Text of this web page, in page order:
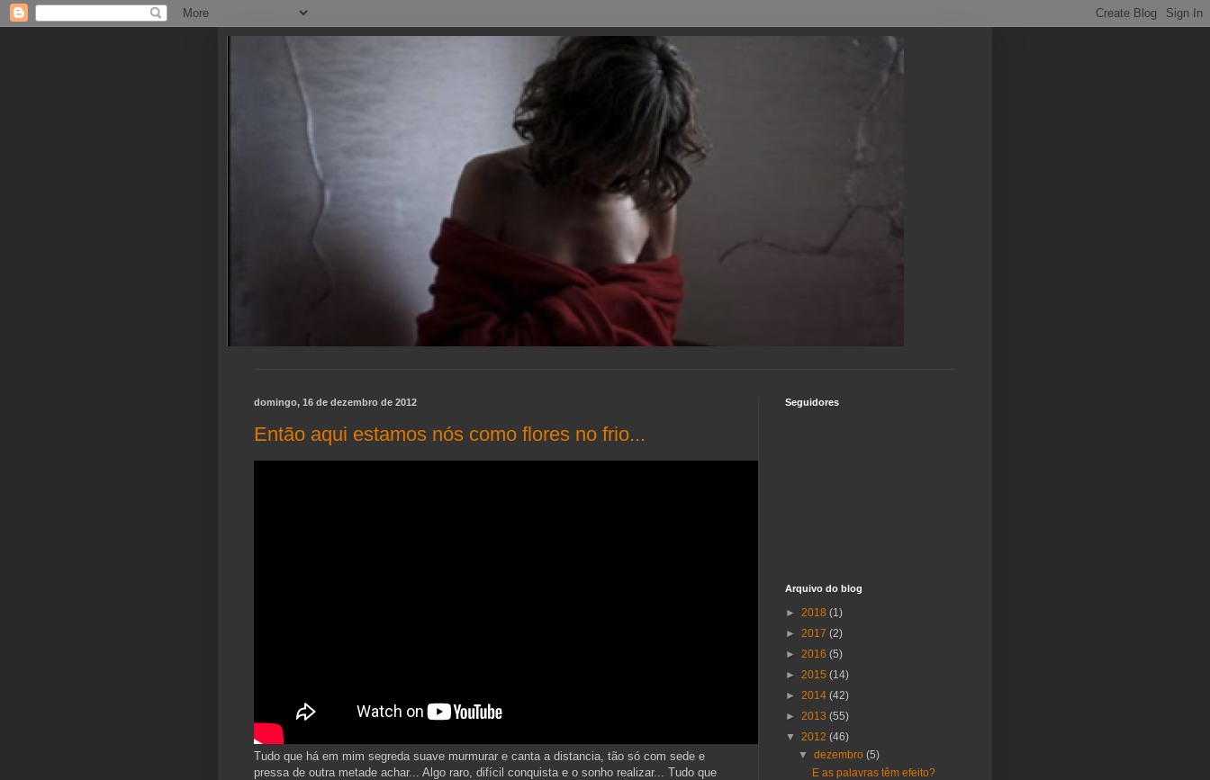
domingo, 16 de dezembro de 2012
Então aqui estamos nós como flores no frio...
Tudo que há em mim segreda suave murmurar e canta a distancia, tão só com sede e
pressa de outra metade achar... Algo raro, difícil conquista e o sonho realizar... Tudo que
Seguidores
Arquivo do blog
► 2018 (1)
► 2017 (2)
► 2016 (5)
► 2015 (14)
► 2014 (42)
► 2013 (55)
▼ 2012 (46)
▼dezembro(5)
E as palavras têm efeito?